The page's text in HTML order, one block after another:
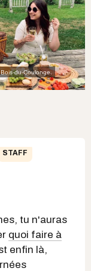
du-Coulonge.
STAFF
tu n'auras
quoi faire à
enfin là,